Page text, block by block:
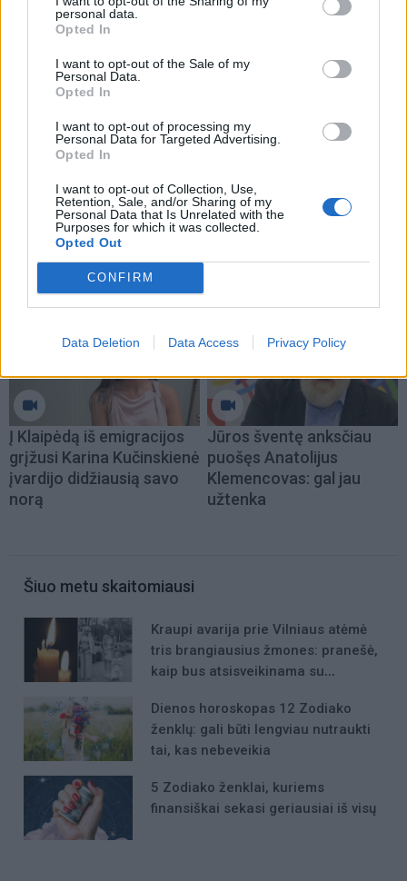
personal data.
Opted In
I want to opt-out of the Sale of my
Personal Data.
Opted In
I want to opt-out of processing my
Personal Data for Targeted Advertising.
Opted In
I want to opt-out of Collection, Use,
Retention, Sale, and/or Sharing of my
Personal Data that Is Unrelated with the
Purposes for which it was collected.
Opted Out
CONFIRM
Data Deletion Data Access Privacy Policy
Prieš sudarant bet kokią ilgalaikę finansinę sutartį
svarbu nepasikliauti vien emocijomis ar reklaminiais
pažadais. Kuo geriau žmogus supranta produkto
veikimą, tuo lengviau priimti apgalvotą sprendimą.
Vertinant investicinio gyvybės draudimo galimybes,
svarbu atsižvelgti į savo finansinę situaciją,
naudinga pasikonsultuoti su draudimo specialistais,
kurie gali padėti pasirinkti tinkamiausią kaupimo ir
apsaugos variantą.
Į Klaipėdą iš emigracijos
grįžusi Karina Kučinskienė
įvardijo didžiausią savo
norą
Jūros šventę anksčiau
puošęs Anatolijus
Klemencovas: gal jau
užtenka
Šiuo metu skaitomiausi
Kraupi avarija prie Vilniaus atėmė
tris brangiausius žmones: pranešė,
kaip bus atsisveikinama su
Dienos horoskopas 12 Zodiako
ženklų: gali būti lengviau nutraukti
tai, kas nebeveikia
5 Zodiako ženklai, kuriems
finansiškai sekasi geriausiai iš visų